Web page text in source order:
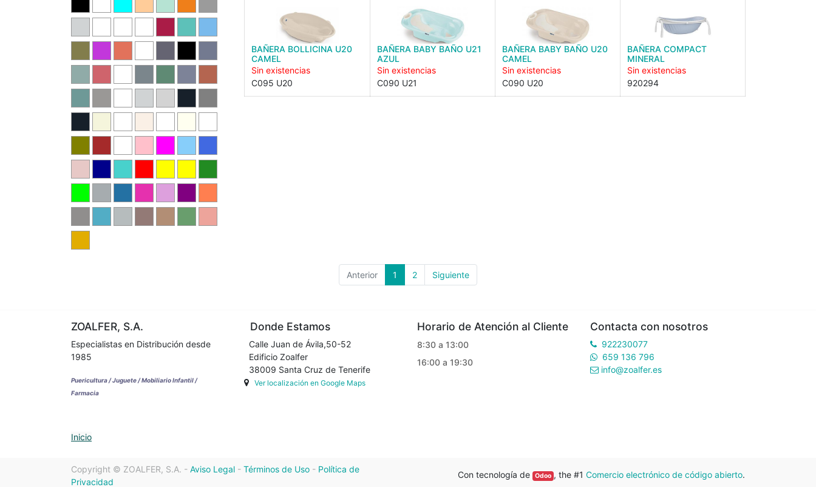
BAÑERA BOLLICINA U20
CAMEL
Sin existencias
C095 U20
BAÑERA BABY BAÑO U21
AZUL
Sin existencias
C090 U21
BAÑERA BABY BAÑO U20
CAMEL
Sin existencias
C090 U20
BAÑERA COMPACT
MINERAL
Sin existencias
920294
Anterior 1 2 Siguiente
ZOALFER, S.A.
Especialistas en Distribución desde
1985
Puericultura / Juguete / Mobiliario Infantil /
Farmacia
Inicio
Donde Estamos
Calle Juan de Ávila,50-52
Edificio Zoalfer
38009 Santa Cruz de Tenerife
Ver localización en Google Maps
Horario de Atención al Cliente
8:30 a 13:00
16:00 a 19:30
Contacta con nosotros
922230077
659 136 796
info@zoalfer.es
Copyright © ZOALFER, S.A. - Aviso Legal - Términos de Uso - Política de
Privacidad
Con tecnología de Odoo , the #1 Comercio electrónico de código abierto.